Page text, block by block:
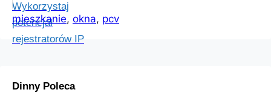
Wykorzystaj
potencjał
rejestratorów IP
mieszkanie, okna, pcv
Dinny Poleca